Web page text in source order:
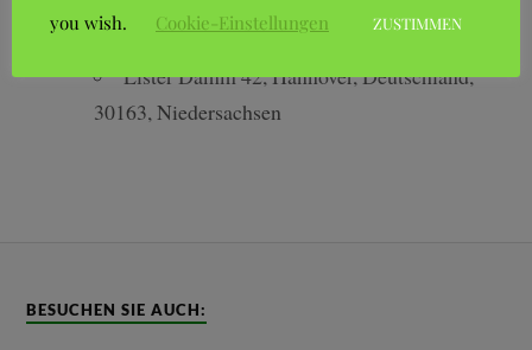
Vereinshaus
Lister Damm 42, Hannover, Deutschland,
30163, Niedersachsen
BESUCHEN SIE AUCH:
you wish.
Cookie-Einstellungen ZUSTIMMEN